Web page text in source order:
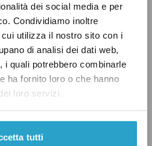
dei social media e per
Condividiamo inoltre
utilizza il nostro sito con i
di analisi dei dati web,
i quali potrebbero combinarle
ha fornito loro o che hanno
loro servizi.
tutti
i 15 e i 34 anni ad aver
12 mesi precedenti
, mentre nel 2017 il20,9
temporale 2014-
del 10 per cento circa.
consumo di cannabis tra
errato